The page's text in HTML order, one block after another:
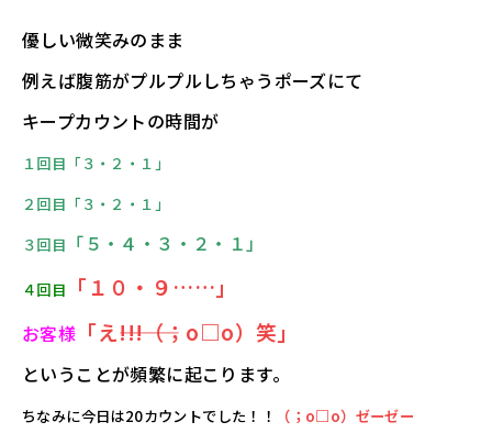
優しい微笑みのまま
例えば腹筋がプルプルしちゃうポーズにて
キープカウントの時間が
１回目「３・２・１」
２回目「３・２・１」
３回目 「５・４・３・２・１」
４回目 「１０・９……」
お客様 「え―――!!!（；о□о）笑」
ということが頻繁に起こります。
ちなみに今日は20カウントでした！！ （；о□о）ゼーゼー